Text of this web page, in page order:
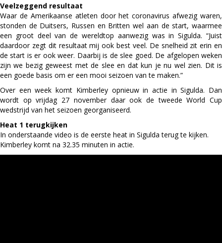
Veelzeggend resultaat
Waar de Amerikaanse atleten door het coronavirus afwezig waren,
stonden de Duitsers, Russen en Britten wel aan de start, waarmee
een groot deel van de wereldtop aanwezig was in Sigulda. “Juist
daardoor zegt dit resultaat mij ook best veel. De snelheid zit erin en
de start is er ook weer. Daarbij is de slee goed. De afgelopen weken
zijn we bezig geweest met de slee en dat kun je nu wel zien. Dit is
een goede basis om er een mooi seizoen van te maken.”
Over een week komt Kimberley opnieuw in actie in Sigulda. Dan
wordt op vrijdag 27 november daar ook de tweede World Cup
wedstrijd van het seizoen georganiseerd.
Heat 1 terugkijken
In onderstaande video is de eerste heat in Sigulda terug te kijken.
Kimberley komt na 32.35 minuten in actie.